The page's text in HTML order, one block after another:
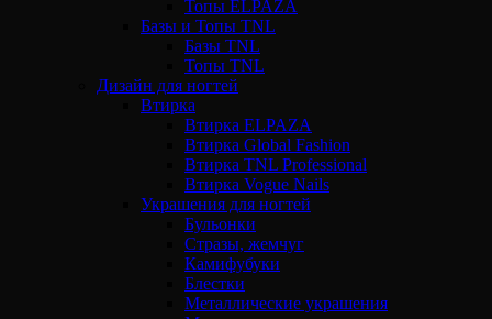
Топы ELPAZA
Базы и Топы TNL
Базы TNL
Топы TNL
Дизайн для ногтей
Втирка
Втирка ELPAZA
Втирка Global Fashion
Втирка TNL Professional
Втирка Vogue Nails
Украшения для ногтей
Бульонки
Стразы, жемчуг
Камифубуки
Блестки
Металлические украшения